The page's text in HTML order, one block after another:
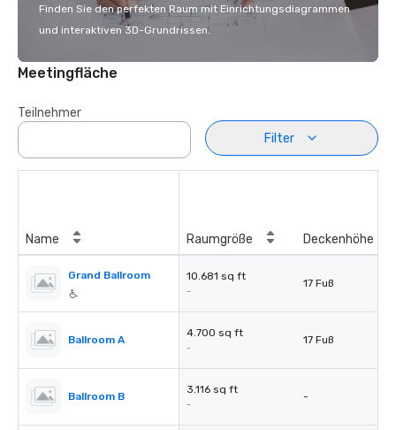
Finden Sie den perfekten Raum mit Einrichtungsdiagrammen
und interaktiven 3D-Grundrissen.
Meetingfläche
Teilnehmer
Filter
Name Raumgröße Deckenhöhe
Grand Ballroom 10.681 sq ft
-
17 Fuß
Ballroom A
4.700 sq ft
-
17 Fuß
Ballroom B
3.116 sq ft
-
-